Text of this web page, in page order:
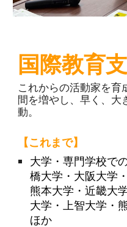
国際教育
これからの活動家を育
間を増やし、早く、大
動。
【これまで】
大学・専門学校で
橋大学・大阪大学
熊本大学・近畿大
大学・上智大学・
ほか